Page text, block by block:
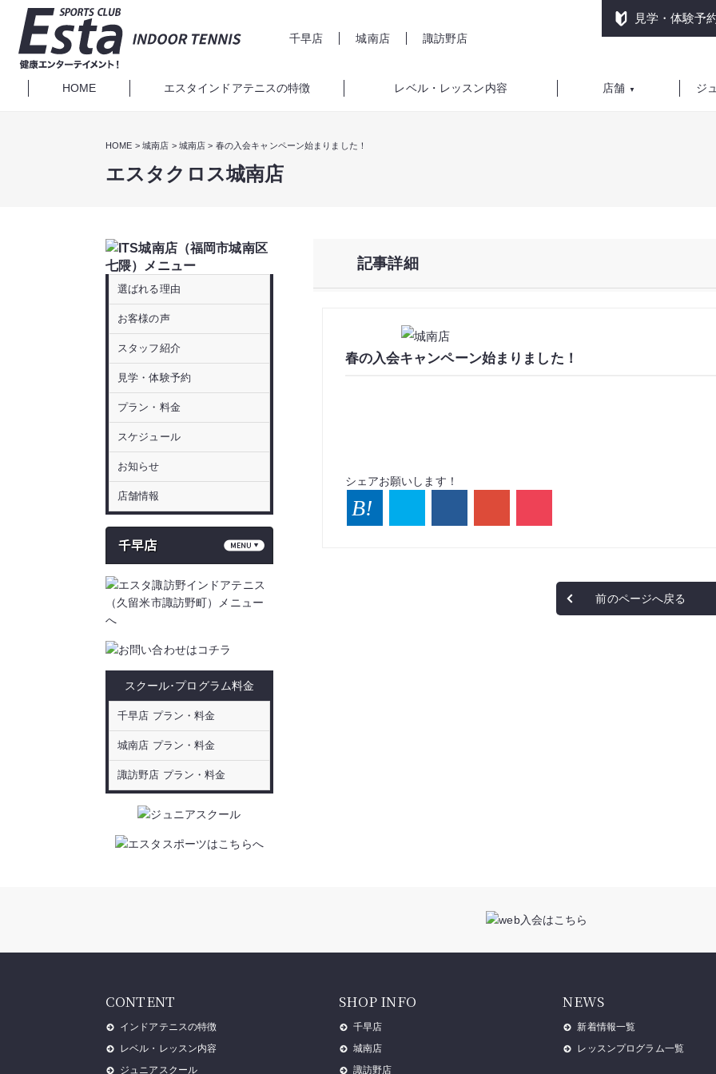
千早店 城南店 諏訪野店
見学・体験予
HOME エスタインドアテニスの特徴 レベル・レッスン内容 店舗 ▼ ジ
HOME 城南店 城南店 春の入会キャンペーン始まりました！
エスタクロス城南店
記事詳細
春の入会キャンペーン始まりました！
シェアお願いします！
前のページへ戻る
選ばれる理由
お客様の声
スタッフ紹介
見学・体験予約
プラン・料金
スケジュール
お知らせ
店舗情報
スクール･プログラム料金
千早店 プラン・料金
城南店 プラン・料金
諏訪野店 プラン・料金
CONTENT
インドアテニスの特徴
レベル・レッスン内容
ジュニアスクール
SHOP INFO
千早店
城南店
諏訪野店
NEWS
新着情報一覧
レッスンプログラム一覧